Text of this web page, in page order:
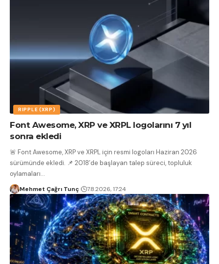
RIPPLE (XRP)
Font Awesome, XRP ve XRPL logolarını 7 yıl
sonra ekledi
🚨 Font Awesome, XRP ve XRPL için resmi logoları Haziran 2026
sürümünde ekledi. 📌 2018’de başlayan talep süreci, topluluk
oylamaları…
Mehmet Çağrı Tunç 7.8.2026, 17:24